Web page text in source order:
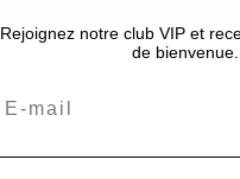
Rejoignez notre club VIP et
de bienvenue.